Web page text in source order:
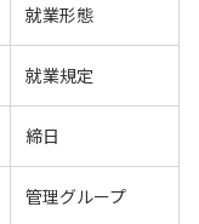
就業形態
就業規定
締日
管理グループ